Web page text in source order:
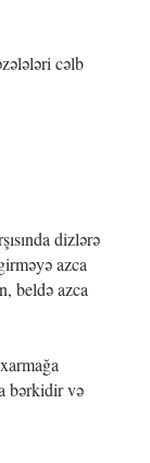
cəlb
dizlərə
azca
beldə azca
bərkidir və